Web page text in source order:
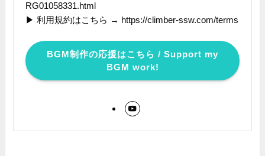
RG01058331.html
▶ 利用規約はこちら → https://climber-ssw.com/terms
BGM制作の応援はこちら / Support my
BGM work!